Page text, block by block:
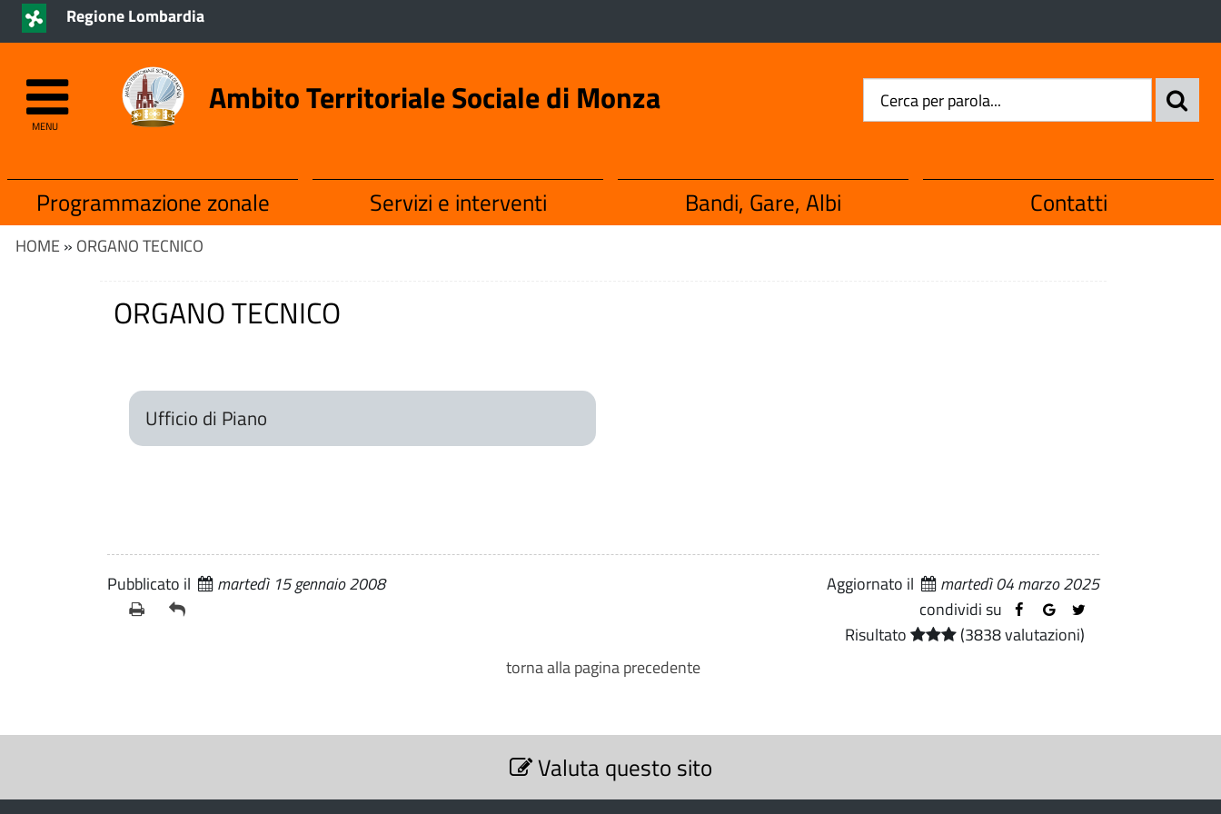
Regione Lombardia
MENU
Ambito Territoriale Sociale di Monza
Programmazione zonale Servizi e interventi Bandi, Gare, Albi Contatti
HOME » ORGANO TECNICO
ORGANO TECNICO
Ufficio di Piano
Pubblicato il martedì 15 gennaio 2008 Aggiornato il
martedì 04 marzo 2025
condividi su
Risultato
(3838 valutazioni)
torna alla pagina precedente
Valuta questo sito